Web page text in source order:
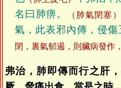
名曰肺痹。
（肺氣閉塞）
氣，此表邪內傳，侵傷
閉，裏氣郁遏，則臟病發作
弗治，肺即傳而行之肝